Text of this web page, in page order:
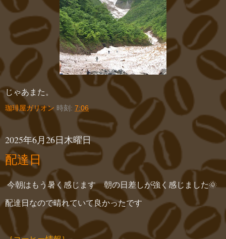
じゃあまた。
珈琲屋ガリオン 時刻: 7:06
2025年6月26日木曜日
配達日
今朝はもう暑く感じます 朝の日差しが強く感じました🌞
配達日なので晴れていて良かったです